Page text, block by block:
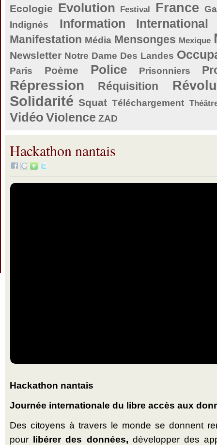
Ecologie Evolution Festival France
Indignés
Information International
Manifestation Média Mensonges Mexique
Newsletter Notre Dame Des Landes
Paris Poème Police Prisonniers
Répression Réquisition
Solidarité Squat Téléchargement
Vidéo Violence ZAD
Hackathon nantais
Hackathon nantais
Journée internationale du libre accès aux
Des citoyens à travers le monde se donnent
pour libérer des données, développer des